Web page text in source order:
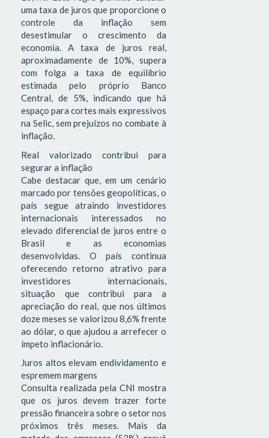
uma taxa de juros que proporcione o
controle da inflação sem
desestimular o crescimento da
economia. A taxa de juros real,
aproximadamente de 10%, supera
com folga a taxa de equilíbrio
estimada pelo próprio Banco
Central, de 5%, indicando que há
espaço para cortes mais expressivos
na Selic, sem prejuízos no combate à
inflação.
Real valorizado contribui para
segurar a inflação
Cabe destacar que, em um cenário
marcado por tensões geopolíticas, o
país segue atraindo investidores
internacionais interessados no
elevado diferencial de juros entre o
Brasil e as economias
desenvolvidas. O país continua
oferecendo retorno atrativo para
investidores internacionais,
situação que contribui para a
apreciação do real, que nos últimos
doze meses se valorizou 8,6% frente
ao dólar, o que ajudou a arrefecer o
ímpeto inflacionário.
Juros altos elevam endividamento e
espremem margens
Consulta realizada pela CNI mostra
que os juros devem trazer forte
pressão financeira sobre o setor nos
próximos três meses. Mais da